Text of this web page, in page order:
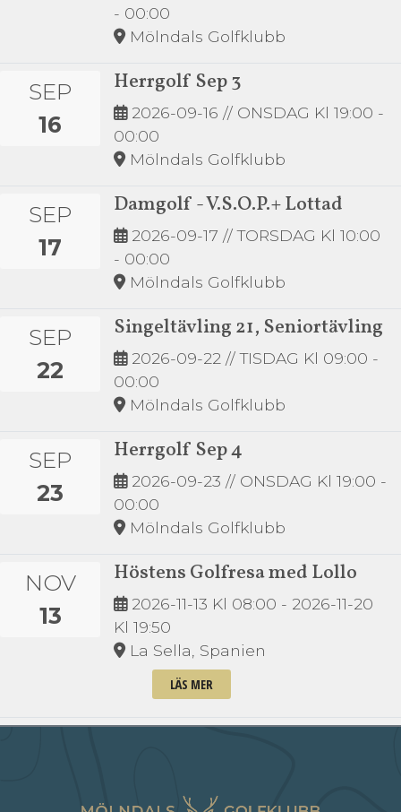
- 00:00
Mölndals Golfklubb
SEP
16
Herrgolf Sep 3
2026-09-16 // ONSDAG Kl 19:00 -
00:00
Mölndals Golfklubb
SEP
17
Damgolf - V.S.O.P.+ Lottad
2026-09-17 // TORSDAG Kl 10:00
- 00:00
Mölndals Golfklubb
SEP
22
Singeltävling 21, Seniortävling
2026-09-22 // TISDAG Kl 09:00 -
00:00
Mölndals Golfklubb
SEP
23
Herrgolf Sep 4
2026-09-23 // ONSDAG Kl 19:00 -
00:00
Mölndals Golfklubb
NOV
13
Höstens Golfresa med Lollo
2026-11-13 Kl 08:00 - 2026-11-20
Kl 19:50
La Sella, Spanien
LÄS MER